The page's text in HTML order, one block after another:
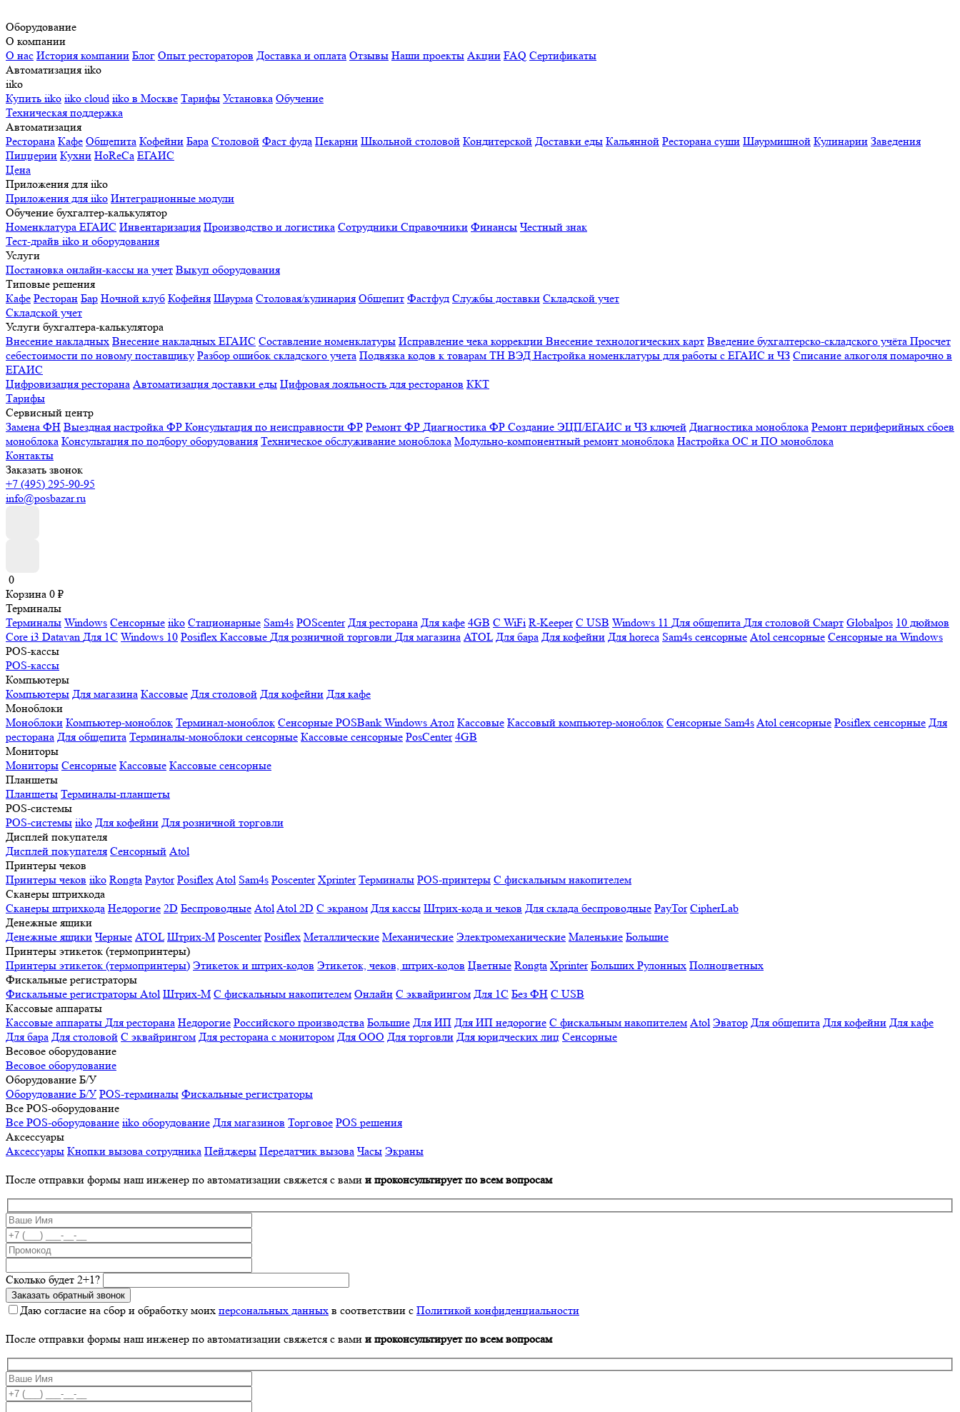
Оборудование
О компании
О нас История компании Блог Опыт рестораторов Доставка и оплата Отзывы Наши проекты Акции FAQ Сертификаты
Автоматизация iiko
iiko
Купить iiko iiko cloud iiko в Москве Тарифы Установка Обучение
Техническая поддержка
Автоматизация
Ресторана Кафе Общепита Кофейни Бара Столовой Фаст фуда Пекарни Школьной столовой Кондитерской Доставки еды Кальянной Ресторана суши Шаурмишной Кулинарии Заведения
Пиццерии Кухни HoReCa ЕГАИС
Цена
Приложения для iiko
Приложения для iiko Интеграционные модули
Обучение бухгалтер-калькулятор
Номенклатура ЕГАИС Инвентаризация Производство и логистика Сотрудники Справочники Финансы Честный знак
Тест-драйв iiko и оборудования
Услуги
Постановка онлайн-кассы на учет Выкуп оборудования
Типовые решения
Кафе Ресторан Бар Ночной клуб Кофейня Шаурма Столовая/кулинария Общепит Фастфуд Службы доставки Складской учет
Складской учет
Услуги бухгалтера-калькулятора
Внесение накладных Внесение накладных ЕГАИС Составление номенклатуры Исправление чека коррекции Внесение технологических карт Введение бухгалтерско-складского учёта Просчет
себестоимости по новому поставщику Разбор ошибок складского учета Подвязка кодов к товарам ТН ВЭД Настройка номенклатуры для работы с ЕГАИС и ЧЗ Списание алкоголя помарочно в
ЕГАИС
Цифровизация ресторана Автоматизация доставки еды Цифровая лояльность для ресторанов ККТ
Тарифы
Сервисный центр
Замена ФН Выездная настройка ФР Консультация по неисправности ФР Ремонт ФР Диагностика ФР Создание ЭЦП/ЕГАИС и ЧЗ ключей Диагностика моноблока Ремонт периферийных сбоев
моноблока Консультация по подбору оборудования Техническое обслуживание моноблока Модульно-компонентный ремонт моноблока Настройка ОС и ПО моноблока
Контакты
Заказать звонок
+7 (495) 295-90-95
info@posbazar.ru
0
Корзина 0 ₽
Терминалы
Терминалы Windows Сенсорные iiko Стационарные Sam4s POScenter Для ресторана Для кафе 4GB С WiFi R-Keeper С USB Windows 11 Для общепита Для столовой Смарт Globalpos 10 дюймов
Core i3 Datavan Для 1С Windows 10 Posiflex Кассовые Для розничной торговли Для магазина ATOL Для бара Для кофейни Для horeca Sam4s сенсорные Atol сенсорные Сенсорные на Windows
POS-кассы
POS-кассы
Компьютеры
Компьютеры Для магазина Кассовые Для столовой Для кофейни Для кафе
Моноблоки
Моноблоки Компьютер-моноблок Терминал-моноблок Сенсорные POSBank Windows Атол Кассовые Кассовый компьютер-моноблок Сенсорные Sam4sAtol сенсорные Posiflex сенсорные Для
ресторана Для общепита Терминалы-моноблоки сенсорные Кассовые сенсорные PosCenter 4GB
Мониторы
Мониторы Сенсорные Кассовые Кассовые сенсорные
Планшеты
Планшеты Терминалы-планшеты
POS-системы
POS-системы iiko Для кофейни Для розничной торговли
Дисплей покупателя
Дисплей покупателя Сенсорный Atol
Принтеры чеков
Принтеры чеков iiko Rongta Paytor PosiflexAtol Sam4s Poscenter Xprinter Терминалы POS-принтеры С фискальным накопителем
Сканеры штрихкода
Сканеры штрихкода Недорогие 2D Беспроводные AtolAtol 2D С экраном Для кассы Штрих-кода и чеков Для склада беспроводные PayTor CipherLab
Денежные ящики
Денежные ящики Черные ATOL Штрих-М Poscenter Posiflex Металлические Механические Электромеханические Маленькие Большие
Принтеры этикеток (термопринтеры)
Принтеры этикеток (термопринтеры) Этикеток и штрих-кодов Этикеток, чеков, штрих-кодов Цветные Rongta Xprinter Больших Рулонных Полноцветных
Фискальные регистраторы
Фискальные регистраторы Atol Штрих-М С фискальным накопителем Онлайн С эквайрингом Для 1С Без ФН С USB
Кассовые аппараты
Кассовые аппараты Для ресторана Недорогие Российского производства Большие Для ИП Для ИП недорогие С фискальным накопителем Atol Эватор Для общепита Для кофейни Для кафе
Для бара Для столовой С эквайрингом Для ресторана с монитором Для ООО Для торговли Для юридческих лиц Сенсорные
Весовое оборудование
Весовое оборудование
Оборудование Б/У
Оборудование Б/У POS-терминалы Фискальные регистраторы
Все POS-оборудование
Все POS-оборудование iiko оборудование Для магазинов Торговое POS решения
Аксессуары
Аксессуары Кнопки вызова сотрудника Пейджеры Передатчик вызова Часы Экраны
После отправки формы наш инженер по автоматизации свяжется с вами и проконсультирует по всем вопросам
Сколько будет 2+1?
Даю согласие на сбор и обработку моих персональных данных в соответствии с Политикой конфиденциальности
После отправки формы наш инженер по автоматизации свяжется с вами и проконсультирует по всем вопросам